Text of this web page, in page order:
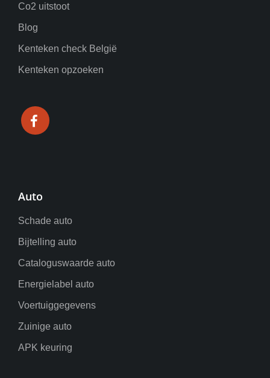
Co2 uitstoot
Blog
Kenteken check België
Kenteken opzoeken
Auto
Schade auto
Bijtelling auto
Cataloguswaarde auto
Energielabel auto
Voertuiggegevens
Zuinige auto
APK keuring